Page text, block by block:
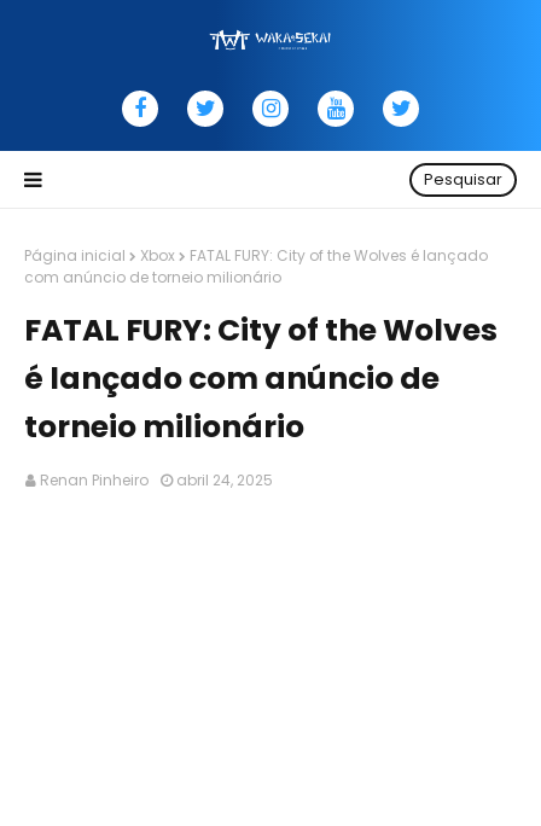
Pesquisar
Página inicial Xbox
FATAL FURY: City of the Wolves é lançado
com anúncio de torneio milionário
FATAL FURY: City of the Wolves
é lançado com anúncio de
torneio milionário
Renan Pinheiro abril 24, 2025